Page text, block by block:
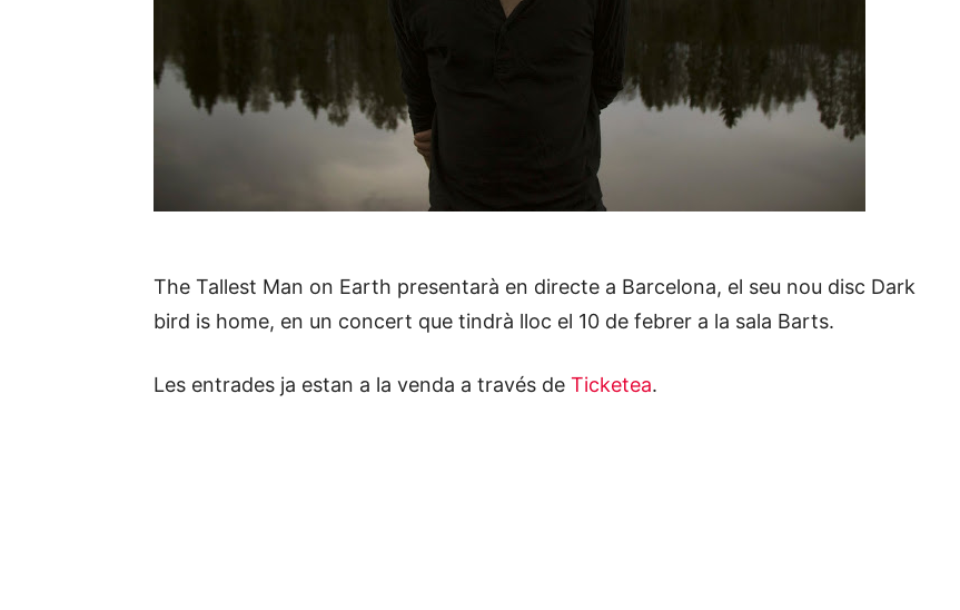
The Tallest Man on Earth presentarà en directe a Barcelona, el seu nou disc Dark
bird is home, en un concert que tindrà lloc el 10 de febrer a la sala Barts.
Les entrades ja estan a la venda a través de Ticketea.